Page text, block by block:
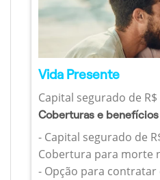
Vida Presente
Capital segurado de
Coberturas e benefícios
- Capital segurado de
Cobertura para morte
- Opção para